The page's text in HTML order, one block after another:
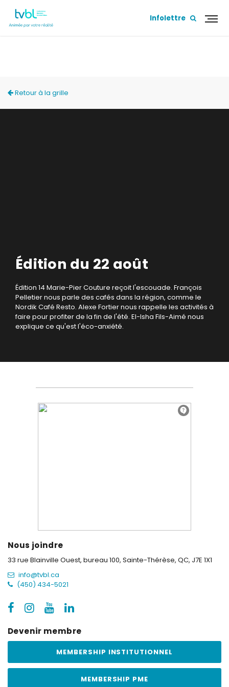
Infolettre
Retour à la grille
Édition du 22 août
Édition 14Marie-Pier Couture reçoit l'escouade. François
Pelletier nous parle des cafés dans la région, comme le
Nordik Café Resto. Alexe Fortier nous rappelle les activités à
faire pour profiter de la fin de l'été. El-Isha Fils-Aimé nous
explique ce qu'est l'éco-anxiété.
Nous joindre
33 rue Blainville Ouest, bureau 100, Sainte-Thérèse, QC, J7E 1X1
info@tvbl.ca
(450) 434-5021
Devenir membre
MEMBERSHIP INSTITUTIONNEL
MEMBERSHIP PME